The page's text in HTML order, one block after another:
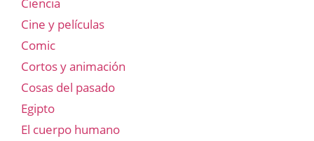
Cine y películas
Comic
Cortos y animación
Cosas del pasado
Egipto
El cuerpo humano